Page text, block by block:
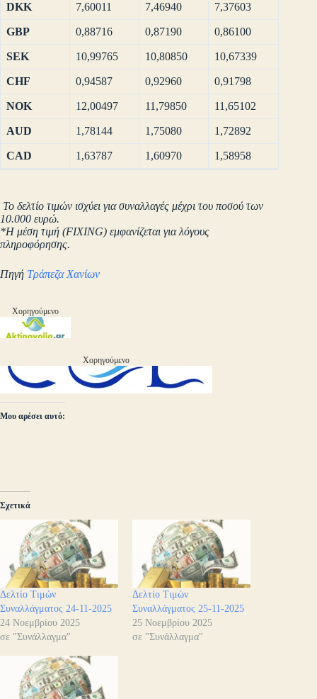
DKK 7,60011 7,46940 7,37603
GBP 0,88716 0,87190 0,86100
SEK 10,99765 10,80850 10,67339
CHF 0,94587 0,92960 0,91798
NOK 12,00497 11,79850 11,65102
AUD 1,78144 1,75080 1,72892
CAD 1,63787 1,60970 1,58958
Το δελτίο τιμών ισχύει για συναλλαγές μέχρι του ποσού των
10.000 ευρώ.
*Η μέση τιμή (FIXING) εμφανίζεται για λόγους
πληροφόρησης.
Πηγή Τράπεζα Χανίων
Χορηγούμενο
Χορηγούμενο
Μου αρέσει αυτό:
Σχετικά
Δελτίο Τιμών
Συναλλάγματος 24-11-2025
24 Νοεμβρίου 2025
σε "Συνάλλαγμα"
Δελτίο Τιμών
Συναλλάγματος 25-11-2025
25 Νοεμβρίου 2025
σε "Συνάλλαγμα"